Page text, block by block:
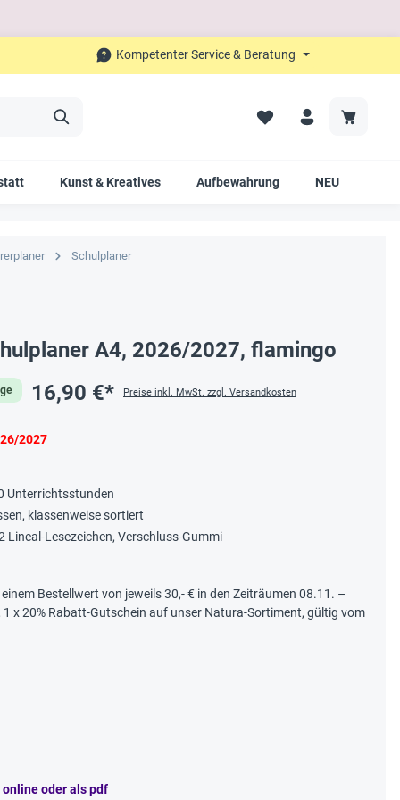
Kompetenter Service & Beratung
Kunst & Kreatives Aufbewahrung NEU
Schulplaner
von 5 Sternen
A4, 2026/2027, flamingo
16,90 €* Preise inkl. MwSt. zzgl. Versandkosten
2027
Unterrichtsstunden
klassenweise sortiert
Lineal-Lesezeichen, Verschluss-Gummi
Bestellwert von jeweils 30,- € in den Zeiträumen 08.11. –
x 20% Rabatt-Gutschein auf unser Natura-Sortiment, gültig vom
oder als pdf